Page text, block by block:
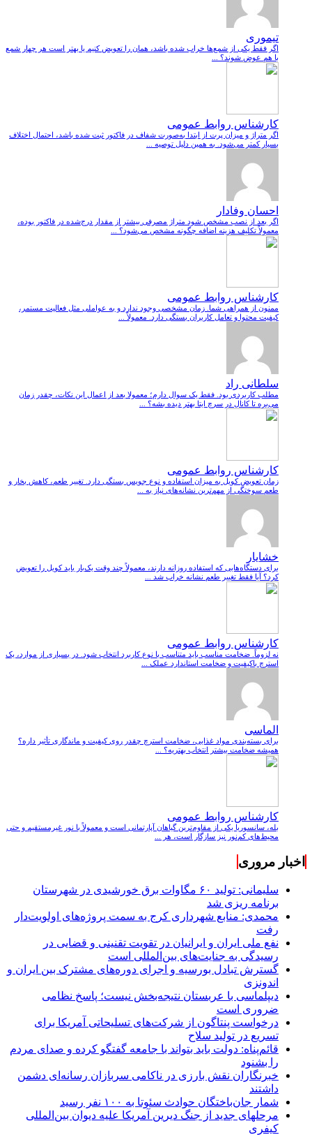
تیموری
اگر فقط یکی از شمع‌ها خراب شده باشد، همان را تعویض کنیم یا بهتر است هر چهار شمع
با هم عوض شوند؟ ...
کارشناس روابط عمومی
اگر متراژ و میزان پرت از ابتدا به‌صورت شفاف در فاکتور ثبت شده باشد، احتمال اختلاف
بسیار کمتر می‌شود. به همین دلیل توصیه ...
احسان وفادار
اگر بعد از نصب مشخص شود متراژ مصرفی بیشتر از مقدار درج‌شده در فاکتور بوده،
معمولاً تکلیف هزینه اضافه چگونه مشخص می‌شود؟ ...
کارشناس روابط عمومی
ممنون از همراهی شما. زمان مشخصی وجود ندارد و به عواملی مثل فعالیت مستمر،
کیفیت محتوا و تعامل کاربران بستگی دارد. معمولاً ...
سلطانی راد
مطلب کاربردی بود. فقط یک سوال دارم؛ معمولا بعد از اعمال این نکات، چقدر زمان
می‌بره تا کانال در سرچ ایتا بهتر دیده بشه؟ ...
کارشناس روابط عمومی
زمان تعویض کویل به میزان استفاده و نوع جویس بستگی دارد. تغییر طعم، کاهش بخار و
طعم سوختگی از مهم‌ترین نشانه‌های نیاز به ...
خشایار
برای دستگاه‌هایی که استفاده روزانه دارند، معمولاً چند وقت یک‌بار باید کویل را تعویض
کرد؟ آیا فقط تغییر طعم نشانه خراب شد ...
کارشناس روابط عمومی
نه لزوماً. ضخامت مناسب باید متناسب با نوع کاربرد انتخاب شود. در بسیاری از موارد، یک
استرچ باکیفیت و ضخامت استاندارد عملک ...
الماسی
برای بسته‌بندی مواد غذایی، ضخامت استرچ چقدر روی کیفیت و ماندگاری تأثیر داره؟
همیشه ضخامت بیشتر انتخاب بهتریه؟ ...
کارشناس روابط عمومی
بله، سانسوریا یکی از مقاوم‌ترین گیاهان آپارتمانی است و معمولاً با نور غیرمستقیم و حتی
محیط‌های کم‌نور نیز سازگار است، هر ...
اخبار مروری
سلیمانی: تولید ۶۰ مگاوات برق خورشیدی در شهرستان
برنامه ریزی شد
محمدی: منابع شهرداری کرج به سمت پروژه‌های اولویت‌دار
رفت
نفع ملی ایران و ایرانیان در تقویت تقنینی و قضایی در
رسیدگی به جنایت‌های بین‌المللی است
گسترش تبادل بورسیه و اجرای دوره‌های مشترک بین ایران و
اندونزی
دیپلماسی با عربستان نتیجه‌بخش نیست؛ پاسخ نظامی
ضروری است
درخواست پنتاگون از شرکت‌های تسلیحاتی آمریکا برای
تسریع در تولید سلاح
قائم‌پناه: دولت باید بتواند با جامعه گفتگو کرده و صدای مردم
را بشنود
خبرنگاران نقش بارزی در ناکامی سربازان رسانه‌ای دشمن
داشتند
شمار جان‌باختگان حوادث سئوتا به ۱۰۰ نفر رسید
مرحله‎ای جدید از جنگ دیرین آمریکا علیه دیوان بین‌المللی
کیفری